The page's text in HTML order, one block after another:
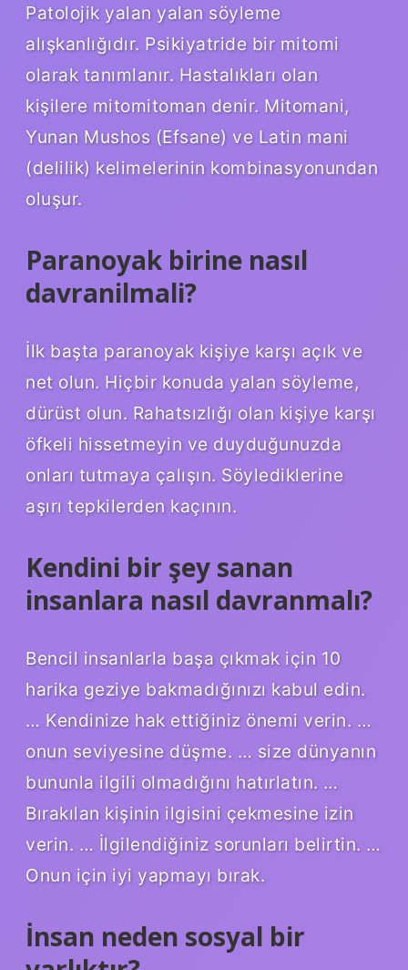
Patolojik yalan yalan söyleme
alışkanlığıdır. Psikiyatride bir mitomi
olarak tanımlanır. Hastalıkları olan
kişilere mitomitoman denir. Mitomani,
Yunan Mushos (Efsane) ve Latin mani
(delilik) kelimelerinin kombinasyonundan
oluşur.
Paranoyak birine nasıl
davranilmali?
İlk başta paranoyak kişiye karşı açık ve
net olun. Hiçbir konuda yalan söyleme,
dürüst olun. Rahatsızlığı olan kişiye karşı
öfkeli hissetmeyin ve duyduğunuzda
onları tutmaya çalışın. Söylediklerine
aşırı tepkilerden kaçının.
Kendini bir şey sanan
insanlara nasıl davranmalı?
Bencil insanlarla başa çıkmak için 10
harika geziye bakmadığınızı kabul edin.
… Kendinize hak ettiğiniz önemi verin. …
onun seviyesine düşme. … size dünyanın
bununla ilgili olmadığını hatırlatın. …
Bırakılan kişinin ilgisini çekmesine izin
verin. … İlgilendiğiniz sorunları belirtin. …
Onun için iyi yapmayı bırak.
İnsan neden sosyal bir